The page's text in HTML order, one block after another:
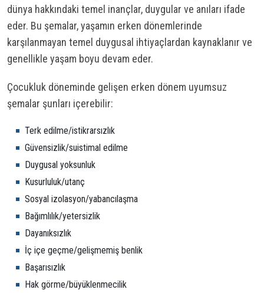
dünya hakkındaki temel inançlar, duygular ve anıları ifade
eder. Bu şemalar, yaşamın erken dönemlerinde
karşılanmayan temel duygusal ihtiyaçlardan kaynaklanır ve
genellikle yaşam boyu devam eder.
Çocukluk döneminde gelişen erken dönem uyumsuz
şemalar şunları içerebilir:
Terk edilme/istikrarsızlık
Güvensizlik/suistimal edilme
Duygusal yoksunluk
Kusurluluk/utanç
Sosyal izolasyon/yabancılaşma
Bağımlılık/yetersizlik
Dayanıksızlık
İç içe geçme/gelişmemiş benlik
Başarısızlık
Hak görme/büyüklenmecilik